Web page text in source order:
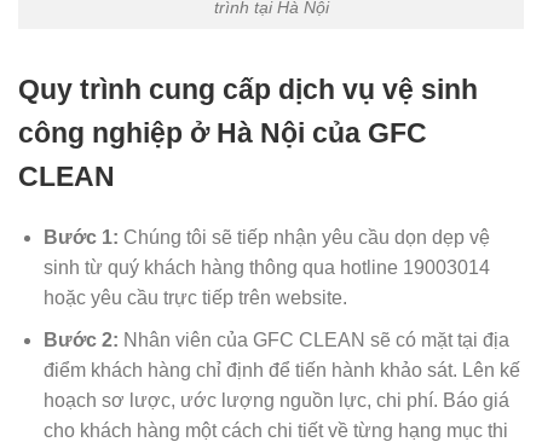
trình tại Hà Nội
Quy trình cung cấp dịch vụ vệ sinh
công nghiệp ở Hà Nội của GFC
CLEAN
Bước 1: Chúng tôi sẽ tiếp nhận yêu cầu dọn dẹp vệ
sinh từ quý khách hàng thông qua hotline 19003014
hoặc yêu cầu trực tiếp trên website.
Bước 2: Nhân viên của GFC CLEAN sẽ có mặt tại địa
điểm khách hàng chỉ định để tiến hành khảo sát. Lên kế
hoạch sơ lược, ước lượng nguồn lực, chi phí. Báo giá
cho khách hàng một cách chi tiết về từng hạng mục thi